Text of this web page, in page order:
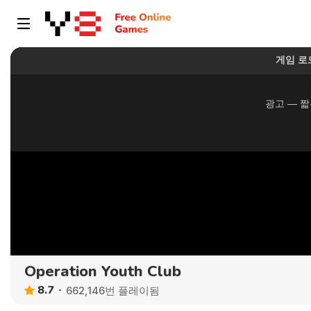
Operation Youth Club
8.7 662,146번 플레이됨